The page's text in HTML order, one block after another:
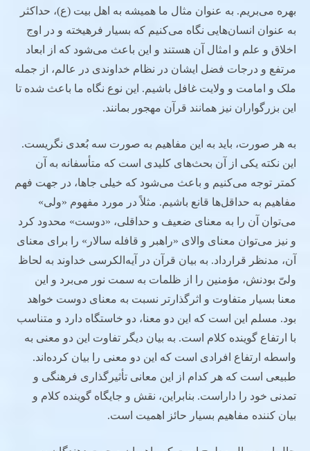
بهره می‌بریم. به عنوان مثال ما همیشه به اهل بیت (ع)، حداکثر
به عنوان انسان‌هایی نگاه می‌کنیم که بسیار فرهیخته و در اوج
اخلاق و علم و امثال آن هستند و این باعث می‌شود که از ابعاد
مرتفع و درجات فضل ایشان در نظام خداوندی در عالم، از جمله
ملک و امامت و ولایت غافل باشیم. این نوع نگاه ما باعث شده تا
این بزرگواران نیز همانند قرآن مهجور بمانند.
به هر صورت، باید به این مفاهیم به صورت سه بُعدی نگریست.
این نکته یکی از آن بحث‌های کلیدی است که متأسفانه به آن
کمتر توجه می‌کنیم و باعث می‌شود که خیلی جاها، در جهت فهم
مفاهیم به حداقل‌ها قانع باشیم. مثلاً در مورد مفهوم «ولی»
می‌توان آن را به معنای ضعیف و حداقلی، «دوست» محدود کرد
و نیز می‌توان معنای والای «راهبر و قافله سالار» را برای معنای
آن، مدنظر قرارداد. به بیان قرآن در آیه‌الکرسی خداوند به لحاظ
ولیّ بودنش، مؤمنین را از ظلمات به سمت نور می‌برد و این
معنا بسیار متفاوت و اثرگذارتر نسبت به معنای دوست خواهد
بود. مسلم این است که این دو معنا، دو خاستگاه دارد و متناسب
با ارتفاع گوینده کلام است. به بیان دیگر تفاوت این دو معنی به
واسطه ارتفاع افرادی است که این دو معنی را بیان کرده‌اند.
طبیعی است که هر کدام از این معانی تأثیرگذاری فرهنگی و
تمدنی خود را داراست. بنابراین، نقش و جایگاه گوینده کلام و
بیان کننده مفاهیم بسیار حائز اهمیت است.